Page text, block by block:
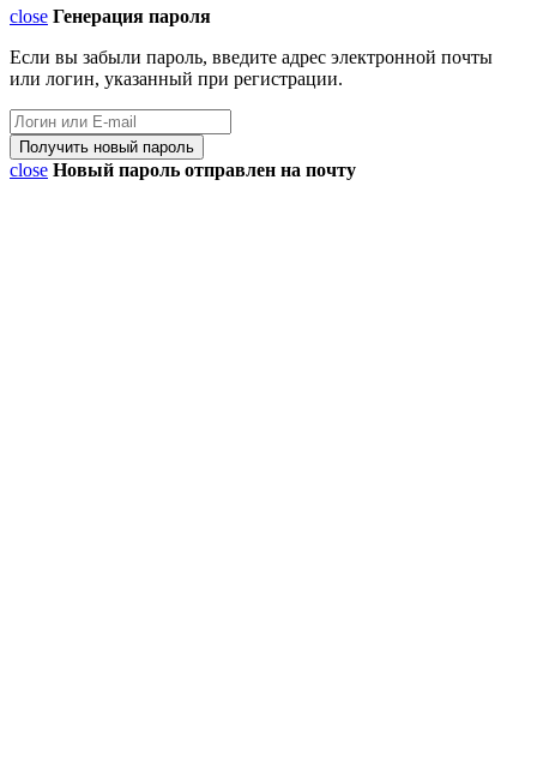
close Генерация пароля
Если вы забыли пароль, введите адрес электронной почты
или логин, указанный при регистрации.
close Новый пароль отправлен на почту